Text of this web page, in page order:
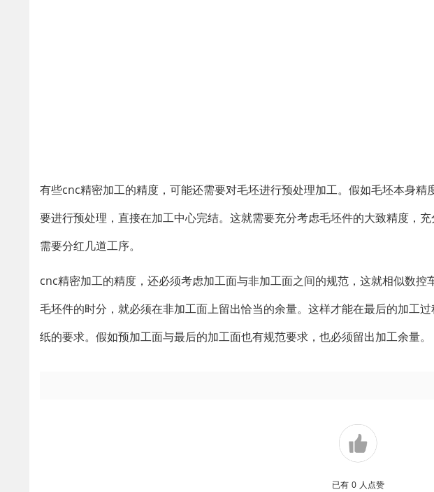
有些cnc精密加工的精度，可能还需要对毛坯进行预处理加工。假如毛坯本身
要进行预处理，直接在加工中心完结。这就需要充分考虑毛坯件的大致精度，
需要分红几道工序。
cnc精密加工的精度，还必须考虑加工面与非加工面之间的规范，这就相似数
毛坯件的时分，就必须在非加工面上留出恰当的余量。这样才能在最后的加工
纸的要求。假如预加工面与最后的加工面也有规范要求，也必须留出加工余量。
已有 0 人点赞